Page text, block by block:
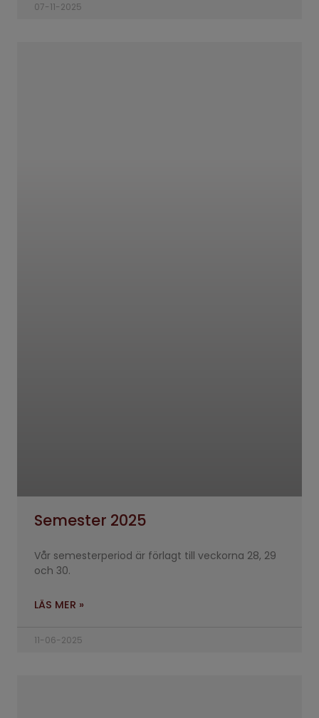
07-11-2025
Semester 2025
Vår semesterperiod är förlagt till veckorna 28, 29
och 30.
LÄS MER »
11-06-2025